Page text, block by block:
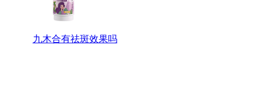
九木合有祛斑效果吗